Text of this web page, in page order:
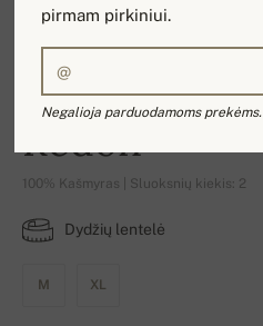
Redon
100% Kašmyras | Sluoksnių kiekis: 2
Dydžių lentelė
M XL
pirmam pirkiniui.
Negalioja parduodamoms prekėms.